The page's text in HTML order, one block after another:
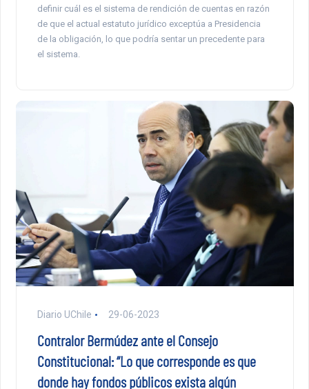
definir cuál es el sistema de rendición de cuentas en razón
de que el actual estatuto jurídico exceptúa a Presidencia
de la obligación, lo que podría sentar un precedente para
el sistema.
Diario UChile 29-06-2023
Contralor Bermúdez ante el Consejo
Constitucional: “Lo que corresponde es que
donde hay fondos públicos exista algún